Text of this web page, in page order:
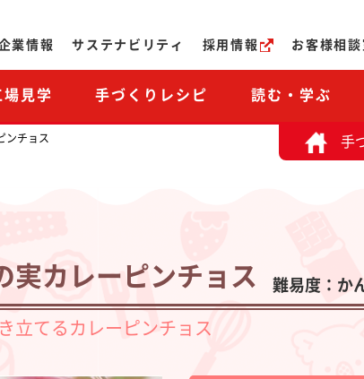
業情報
サステナビリティ 採用情報 お客様相
場見学 手づくりレシピ 読む・学ぶ
ンチョス 手
実カレーピンチョス 難易度：か
立てるカレーピンチョス